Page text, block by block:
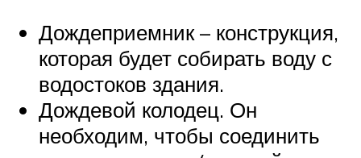
Дождеприемник – конструкция,
которая будет собирать воду с
водостоков здания.
Дождевой колодец. Он
необходим, чтобы соединить